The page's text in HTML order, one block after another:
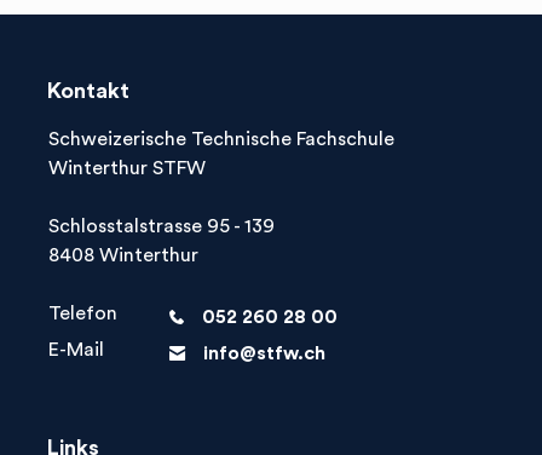
Kontakt
Schweizerische Technische Fachschule
Winterthur STFW
Schlosstalstrasse 95 - 139
8408 Winterthur
Telefon phone
052 260 28 00
E-Mail
letter info@stfw.ch
Links